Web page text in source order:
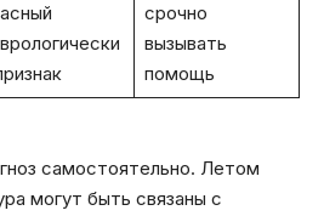
срочно
вызывать
помощь
самостоятельно. Летом
могут быть связаны с